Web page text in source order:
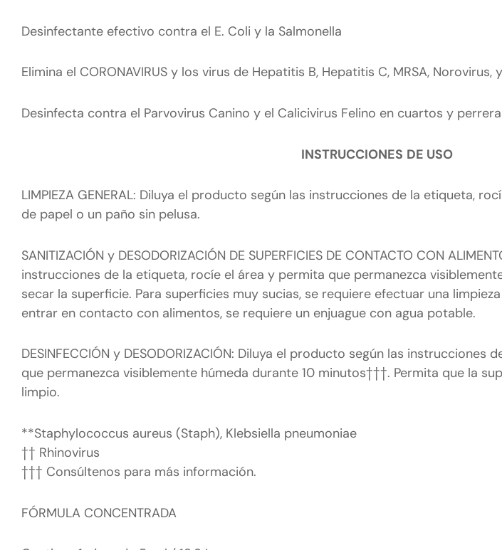
Desinfectante efectivo contra el E. Coli y la Salmonella
Elimina el CORONAVIRUS y los virus de Hepatitis B, Hepatitis C, MRSA, Norovirus,
Desinfecta contra el Parvovirus Canino y el Calicivirus Felino en cuartos y
INSTRUCCIONES DE USO
LIMPIEZA GENERAL: Diluya el producto según las instrucciones de la etiqueta,
de papel o un paño sin pelusa.
SANITIZACIÓN y DESODORIZACIÓN DE SUPERFICIES DE CONTACTO CON
instrucciones de la etiqueta, rocíe el área y permita que permanezca
secar la superficie. Para superficies muy sucias, se requiere efectuar una
entrar en contacto con alimentos, se requiere un enjuague con agua potable.
DESINFECCIÓN y DESODORIZACIÓN: Diluya el producto según las
que permanezca visiblemente húmeda durante 10 minutos†††. Permita que la
limpio.
**Staphylococcus aureus (Staph), Klebsiella pneumoniae
†† Rhinovirus
††† Consúltenos para más información.
FÓRMULA CONCENTRADA